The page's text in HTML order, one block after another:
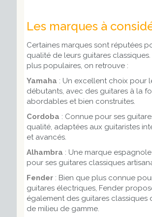
Les marques à
Certaines marques sont réputées
qualité de leurs guitares classiques.
plus populaires, on retrouve :
Yamaha : Un excellent choix pour
débutants, avec des guitares à la
abordables et bien construites.
Cordoba : Connue pour ses
qualité, adaptées aux guitaristes
et avancés.
Alhambra : Une marque
pour ses guitares classiques
Fender: Bien que plus connue
guitares électriques, Fender
également des guitares classiques
de milieu de gamme.